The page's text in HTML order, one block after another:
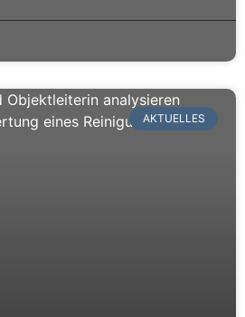
AKTUELLES